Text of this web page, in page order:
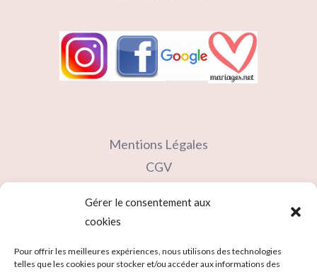
Gérer le consentement aux
cookies
Pour offrir les meilleures expériences, nous utilisons des technologies
telles que les cookies pour stocker et/ou accéder aux informations des
Mentions Légales
CGV